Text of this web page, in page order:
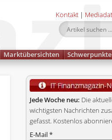
Kontakt |
Marktübersichten Schwerpunkte
Jede Woche neu: Die
wichtigsten Nachrichten
gefasst. Kostenlos
E-Mail*